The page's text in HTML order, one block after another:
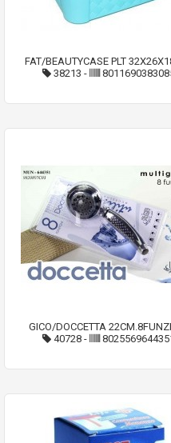
FAT/BEAUTYCASE PLT
38213 -
GICO/DOCCETTA
40728 -